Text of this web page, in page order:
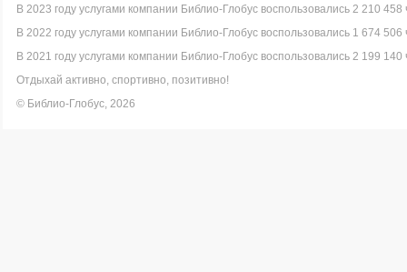
В 2023 году услугами компании Библио-Глобус воспользовались 2 210 458
В 2022 году услугами компании Библио-Глобус воспользовались 1 674 506
В 2021 году услугами компании Библио-Глобус воспользовались 2 199 140
Отдыхай активно, спортивно, позитивно!
© Библио-Глобус, 2026